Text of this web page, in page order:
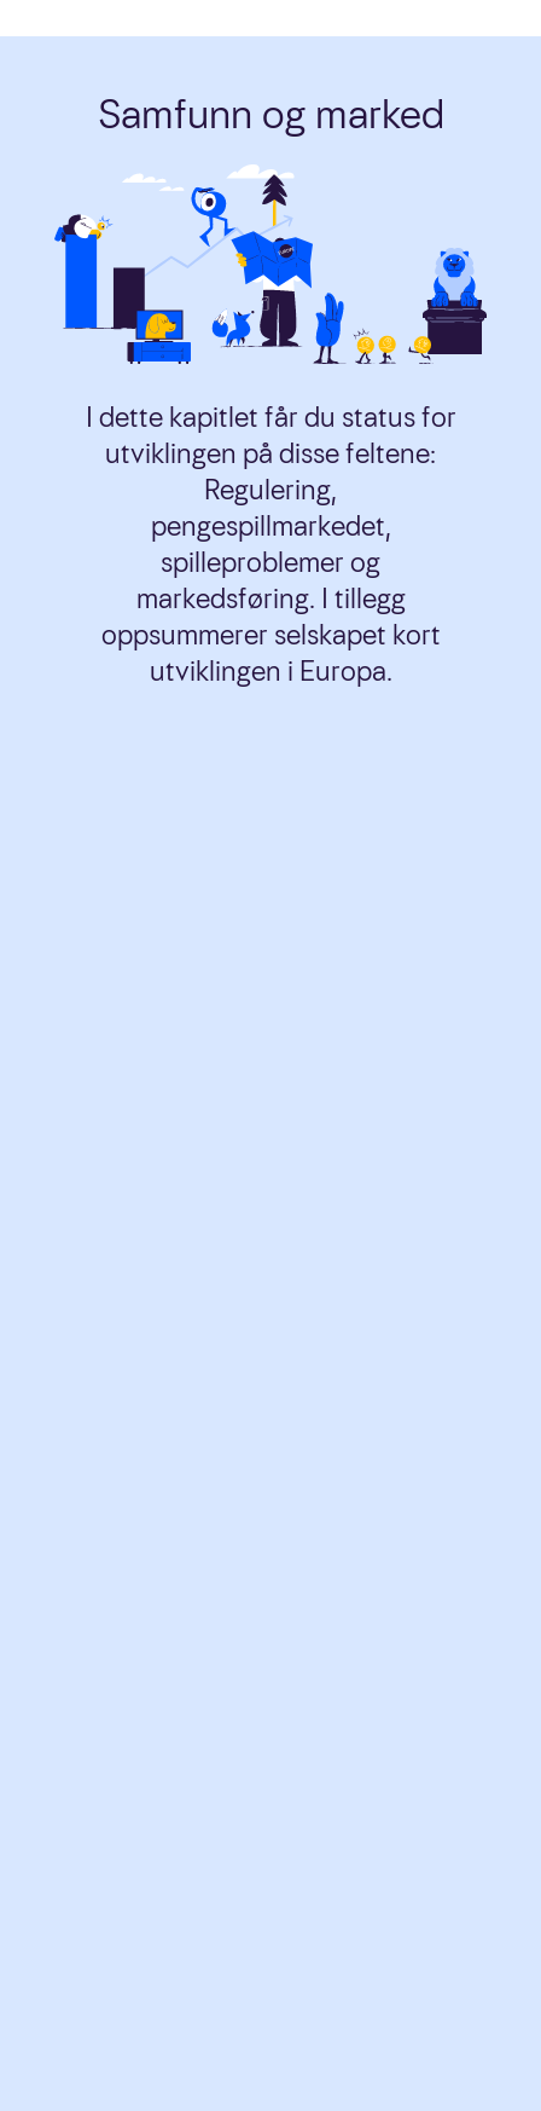
Samfunn og marked
I dette kapitlet får du status for
utviklingen på disse feltene:
Regulering,
pengespillmarkedet,
spilleproblemer og
markedsføring. I tillegg
oppsummerer selskapet kort
utviklingen i Europa.